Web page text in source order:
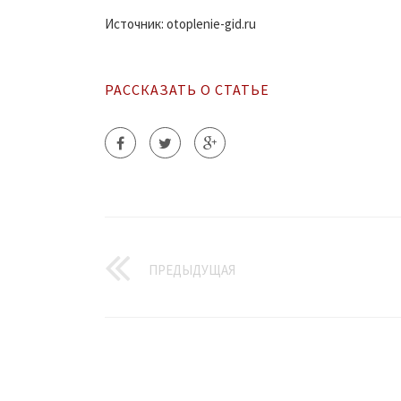
Источник: otoplenie-gid.ru
РАССКАЗАТЬ О СТАТЬЕ
ПРЕДЫДУЩАЯ